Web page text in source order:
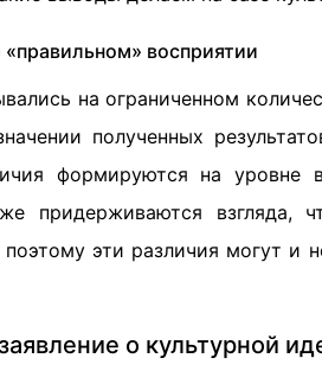
восприятии
на ограниченном
полученных
формируются на уровне
придерживаются взгляда,
эти различия могут и
о культурной